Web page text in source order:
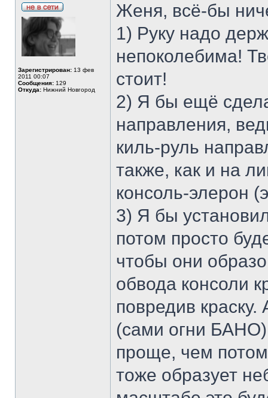
Зарегистрирован: 13 фев
2011 00:07
Сообщения: 129
Откуда: Нижний Новгород
Женя, всё-бы
1) Руку надо
непоколебима!
стоит!
2) Я бы ещё
направления,
киль-руль
также, как и на
консоль-элерон
3) Я бы
потом просто
чтобы они
обвода консоли
повредив краску.
(сами огни БАНО)
проще, чем потом
тоже образует